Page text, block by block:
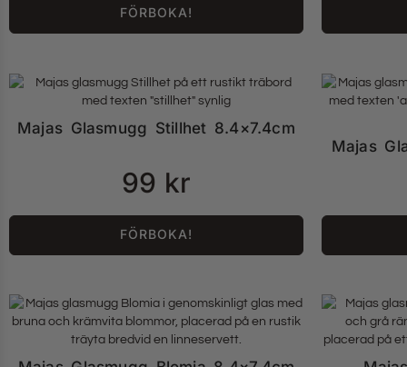
FÖRBOKA!
Majas Glasmugg Stillhet 8.4×7.4cm
99 kr
FÖRBOKA!
Majas